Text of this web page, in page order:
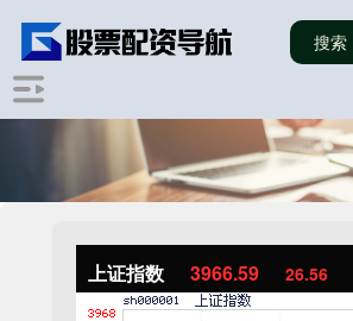
上证指数 3966.59 26.56